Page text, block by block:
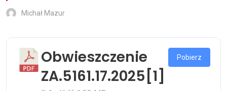
Michał Mazur
Obwieszczenie
ZA.5161.17.2025[1]
Pobierz